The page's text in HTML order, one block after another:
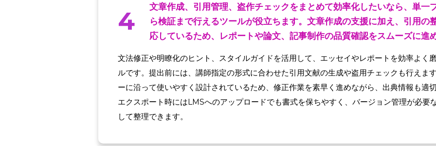
4
文章作成、引用管理、盗作チェックをまとめて効率化したいなら、単一
ら検証まで行えるツールが役立ちます。文章作成の支援に加え、引用の
応しているため、レポートや論文、記事制作の品質確認をスムーズに進
文法修正や明瞭化のヒント、スタイルガイドを活用して、エッセイやレポートを効率よく
ルです。提出前には、講師指定の形式に合わせた引用文献の生成や盗用チェックも行えま
ーに沿って使いやすく設計されているため、修正作業を素早く進めながら、出典情報も適
エクスポート時にはLMSへのアップロードでも書式を保ちやすく、バージョン管理が必要
して整理できます。